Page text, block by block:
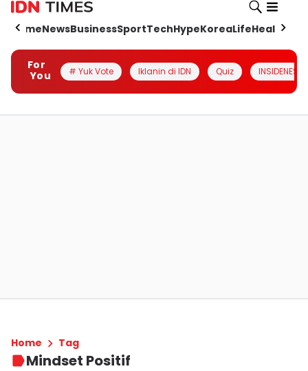
HomeNewsBusinessSportTechHypeKoreaLifeHealth
For
You
# Yuk Vote Iklanin di IDN Quiz INSIDENESIA
Home Tag
Mindset Positif